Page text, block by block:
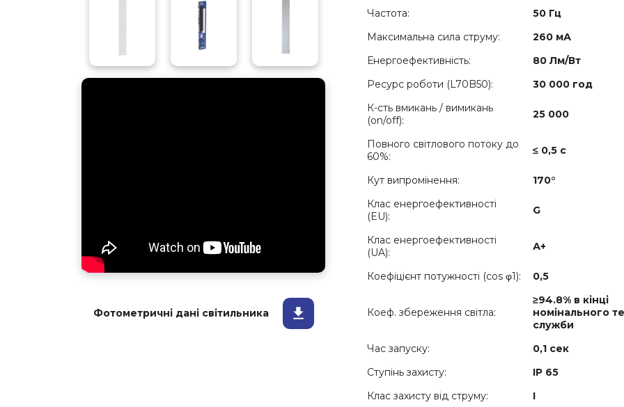
Фотометричні дані світильника
Частота:
50 Гц
Максимальна сила струму:
260 мА
Енергоефективність:
80 Лм/Вт
Ресурс роботи (L70B50):
30 000 год
К-сть вмикань / вимикань
(on/off):
25 000
Повного світлового потоку до
60%:
≤ 0,5 с
Кут випромінення:
170°
Клас енергоефективності
(EU):
G
Клас енергоефективності
(UA):
А+
Коефіцієнт потужності (cos φ1): 0,5
Коеф. збереження світла:
≥94.8% в кінці
номінального
служби
Час запуску:
0,1 сек
Ступінь захисту:
IP 65
Клас захисту від струму:
I